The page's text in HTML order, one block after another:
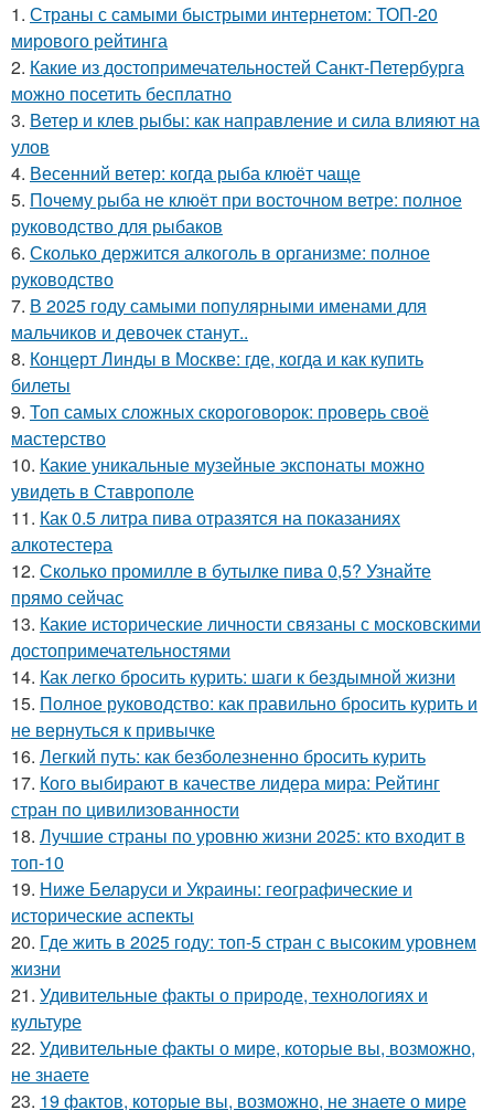
1. Страны с самыми быстрыми интернетом: ТОП-20
мирового рейтинга
2. Какие из достопримечательностей Санкт-Петербурга
можно посетить бесплатно
3. Ветер и клев рыбы: как направление и сила влияют на
улов
4. Весенний ветер: когда рыба клюёт чаще
5. Почему рыба не клюёт при восточном ветре: полное
руководство для рыбаков
6. Сколько держится алкоголь в организме: полное
руководство
7. В 2025 году самыми популярными именами для
мальчиков и девочек станут..
8. Концерт Линды в Москве: где, когда и как купить
билеты
9. Топ самых сложных скороговорок: проверь своё
мастерство
10. Какие уникальные музейные экспонаты можно
увидеть в Ставрополе
11. Как 0.5 литра пива отразятся на показаниях
алкотестера
12. Сколько промилле в бутылке пива 0,5? Узнайте
прямо сейчас
13. Какие исторические личности связаны с московскими
достопримечательностями
14. Как легко бросить курить: шаги к бездымной жизни
15. Полное руководство: как правильно бросить курить и
не вернуться к привычке
16. Легкий путь: как безболезненно бросить курить
17. Кого выбирают в качестве лидера мира: Рейтинг
стран по цивилизованности
18. Лучшие страны по уровню жизни 2025: кто входит в
топ-10
19. Ниже Беларуси и Украины: географические и
исторические аспекты
20. Где жить в 2025 году: топ-5 стран с высоким уровнем
жизни
21. Удивительные факты о природе, технологиях и
культуре
22. Удивительные факты о мире, которые вы, возможно,
не знаете
23. 19 фактов, которые вы, возможно, не знаете о мире